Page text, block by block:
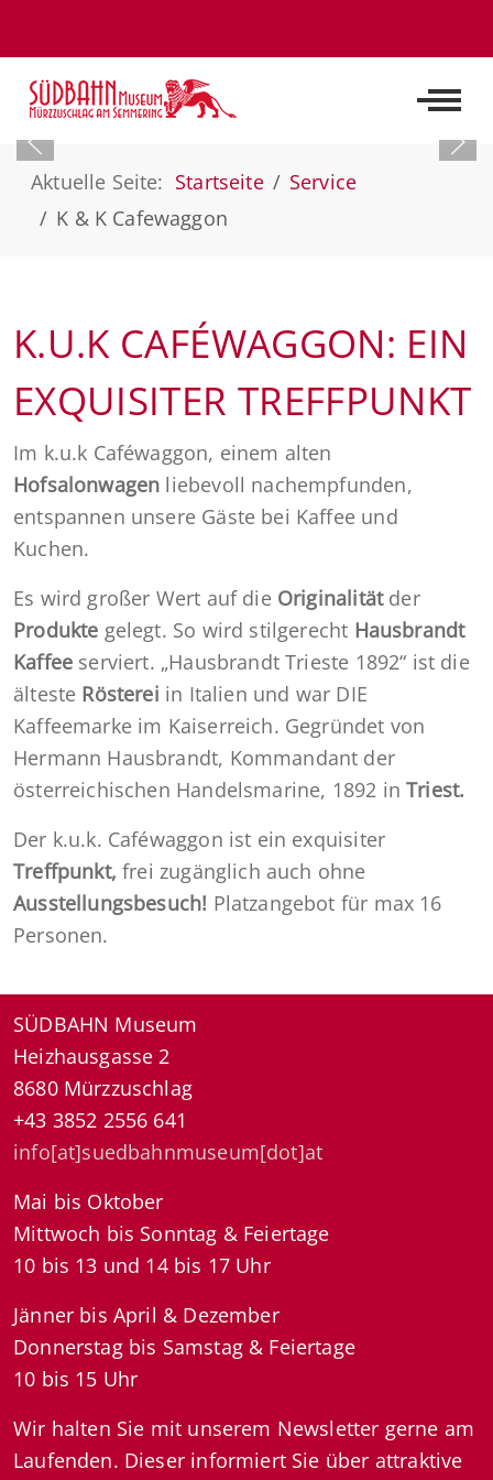
Off-
Aktuelle Seite: Startseite
Service
K & K Cafewaggon
K.U.K CAFÉWAGGON: EIN
EXQUISITER TREFFPUNKT
Im k.u.k Caféwaggon, einem alten
Hofsalonwagen liebevoll nachempfunden,
entspannen unsere Gäste bei Kaffee und
Kuchen.
Es wird großer Wert auf die Originalitätder
Produkte gelegt. So wird stilgerecht Hausbrandt
Kaffee serviert. „Hausbrandt Trieste 1892“ ist die
älteste Rösterei in Italien und war DIE
Kaffeemarke im Kaiserreich. Gegründet von
Hermann Hausbrandt, Kommandant der
österreichischen Handelsmarine, 1892 inTriest.
Der k.u.k. Caféwaggon ist ein exquisiter
Treffpunkt, frei zugänglich auch ohne
Ausstellungsbesuch! Platzangebot für max 16
Personen.
SÜDBAHN Museum
Heizhausgasse 2
8680 Mürzzuschlag
+43 3852 2556 641
info[at]suedbahnmuseum[dot]at
Mai bis Oktober
Mittwoch bis Sonntag & Feiertage
10 bis 13 und 14 bis 17 Uhr
Jänner bis April & Dezember
Donnerstag bis Samstag & Feiertage
10 bis 15 Uhr
Wir halten Sie mit unserem Newsletter gerne am
Laufenden. Dieser informiert Sie über attraktive